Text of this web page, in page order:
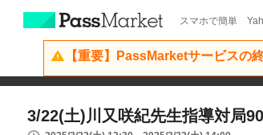
スマホで簡単
【重要】PassMarketサービスの
3/22(土)川又咲紀先生指導対局